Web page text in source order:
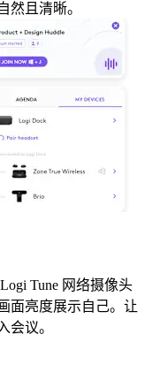
然且清晰。
Tune 网络摄像头
面亮度展示自己。让
会议。